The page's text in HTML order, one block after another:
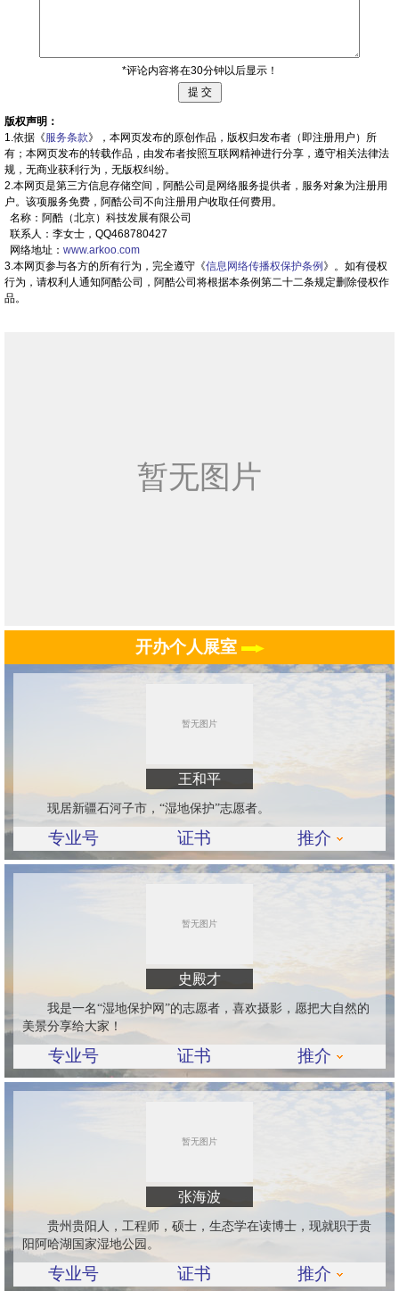
*评论内容将在30分钟以后显示！
版权声明：
1.依据《服务条款》，本网页发布的原创作品，版权归发布者（即注册用户）所
有；本网页发布的转载作品，由发布者按照互联网精神进行分享，遵守相关法律法
规，无商业获利行为，无版权纠纷。
2.本网页是第三方信息存储空间，阿酷公司是网络服务提供者，服务对象为注册用
户。该项服务免费，阿酷公司不向注册用户收取任何费用。
名称：阿酷（北京）科技发展有限公司
联系人：李女士，QQ468780427
网络地址： www.arkoo.com
3.本网页参与各方的所有行为，完全遵守《信息网络传播权保护条例 》。如有侵权
行为，请权利人通知阿酷公司，阿酷公司将根据本条例第二十二条规定删除侵权作
品。
开办个人展室
王和平
现居新疆石河子市，“湿地保护”志愿者。
专业号 证书 推介
史殿才
我是一名“湿地保护网”的志愿者，喜欢摄影，愿把大自然的
美景分享给大家！
专业号 证书 推介
张海波
贵州贵阳人，工程师，硕士，生态学在读博士，现就职于贵
阳阿哈湖国家湿地公园。
专业号 证书 推介